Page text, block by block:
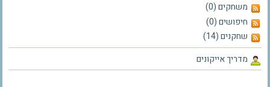
משחקים (0)
חיפושים (0)
שחקנים (14)
מדריך אייקונים